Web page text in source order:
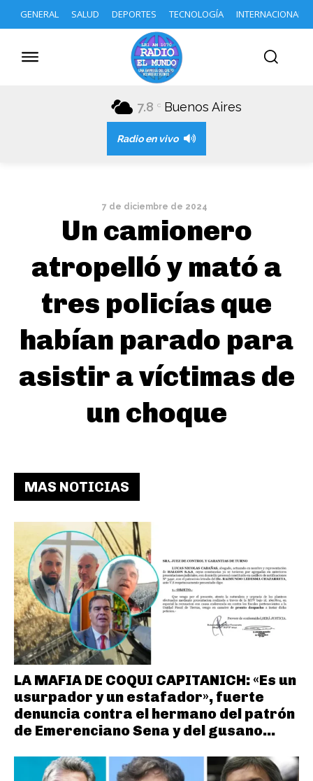
GENERAL SALUD DEPORTES TECNOLOGÍA INTERNACIONAL
7.8 C Buenos Aires
Radio en vivo
7 de diciembre de 2024
Un camionero
atropelló y mató a
tres policías que
habían parado para
asistir a víctimas de
un choque
MAS NOTICIAS
LA MAFIA DE COQUI CAPITANICH: «Es un
usurpador y un estafador», fuerte
denuncia contra el hermano del patrón
de Emerenciano Sena y del gusano...